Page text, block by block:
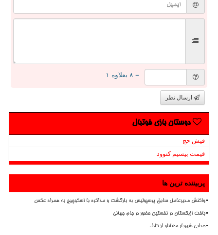
= ۸ بعلاوه ۱
ارسال نظر
دوستان بازی فوتبال
فیش حج
قیمت بیسیم کنوود
پربیننده ترین ها
واکنش مدیرعامل سابق پرسپولیس به بازگشت و مذاکره با اسکوچیچ به همراه عکس
باخت ازبکستان در نخستین حضور در جام جهانی
جدایی شهریار مغانلو از کلباء